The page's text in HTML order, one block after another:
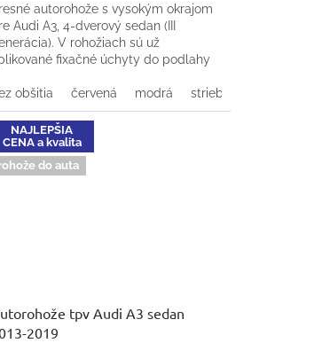
béžová
autorohože s vysokým okrajom
Audi A3, 4-dverový sedan (III
V rohožiach sú už
fixačné úchyty do podlahy
obšitia červená modrá strieborná
NAJLEPŠIA
CENA a kvalita
do auta
tpv Audi A3 sedan
2019